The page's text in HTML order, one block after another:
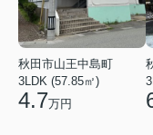
秋田市山王中島町
3LDK (57.85㎡)
4.7万円